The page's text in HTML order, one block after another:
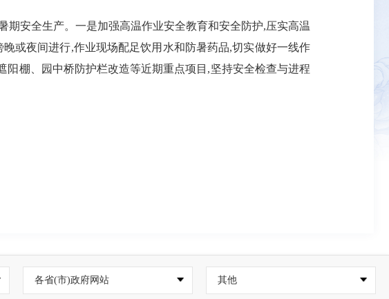
安全生产。一是加强高温作业安全教育和安全防护,压实高温
或夜间进行,作业现场配足饮用水和防暑药品,切实做好一线作
棚、园中桥防护栏改造等近期重点项目,坚持安全检查与进程
各省(市)政府网站 其他